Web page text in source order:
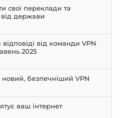
свої переклади та
від держави
від команди VPN
2025
безпечніший VPN
ваш інтернет